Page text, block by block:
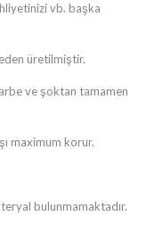
vb. başka
üretilmiştir.
ve şoktan tamamen
maximum korur.
bulunmamaktadır.